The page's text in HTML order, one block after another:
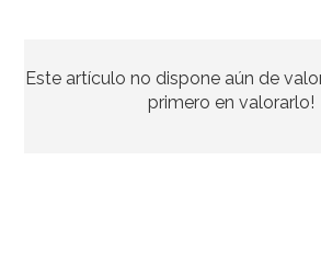
3,50€
Este artículo no dispone aún de
primero en valorarlo!